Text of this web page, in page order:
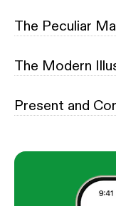
The Peculiar
The Modern
Present and